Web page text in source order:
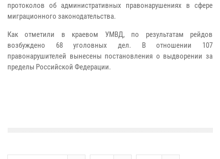
протоколов об административных правонарушениях в сфере
миграционного законодательства.
Как отметили в краевом УМВД, по результатам рейдов
возбуждено 68 уголовных дел. В отношении 107
правонарушителей вынесены постановления о выдворении за
пределы Российской Федерации.